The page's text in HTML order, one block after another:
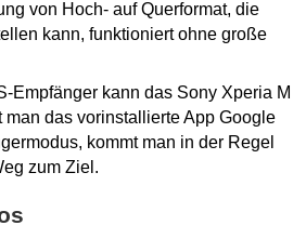
von Hoch- auf Querformat, die
kann, funktioniert ohne große
Empfänger kann das Sony Xperia M
das vorinstallierte App Google
kommt man in der Regel
zum Ziel.